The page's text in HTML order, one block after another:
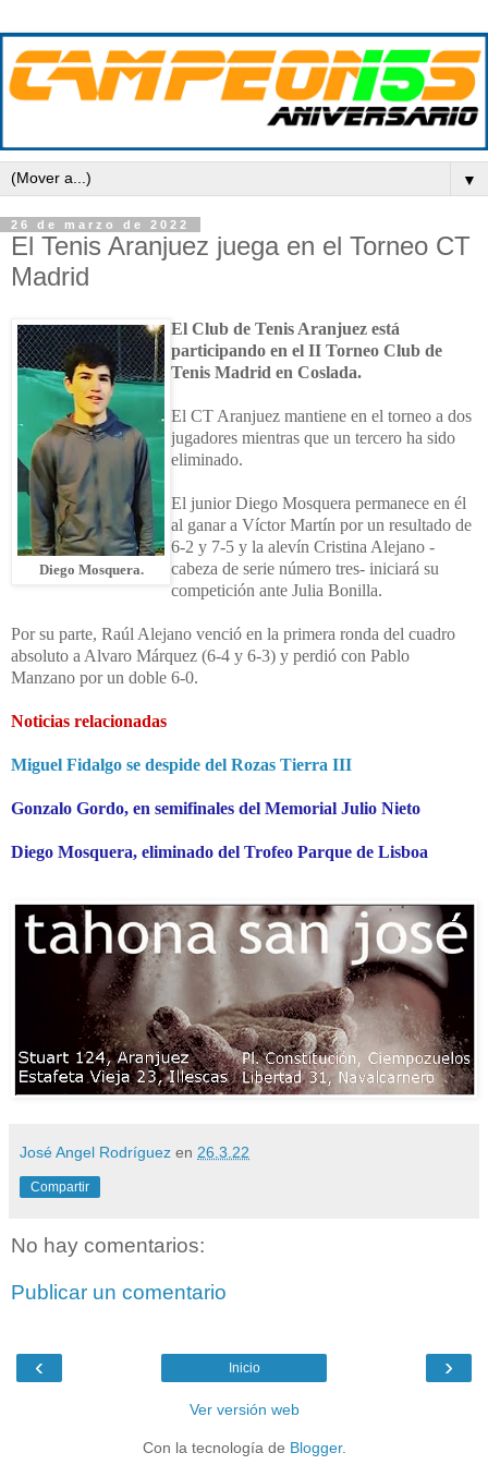
▼
26 de marzo de 2022
El Tenis Aranjuez juega en el Torneo CT
Madrid
Diego Mosquera.
El Club de Tenis Aranjuez está
participando en el II Torneo Club de
Tenis Madrid en Coslada.
El CT Aranjuez mantiene en el torneo a dos
jugadores mientras que un tercero ha sido
eliminado.
El junior Diego Mosquera permanece en él
al ganar a Víctor Martín por un resultado de
6-2 y 7-5 y la alevín Cristina Alejano -
cabeza de serie número tres- iniciará su
competición ante Julia Bonilla.
Por su parte, Raúl Alejano venció en la primera ronda del cuadro
absoluto a Alvaro Márquez (6-4 y 6-3) y perdió con Pablo
Manzano por un doble 6-0.
Noticias relacionadas
Miguel Fidalgo se despide del Rozas Tierra III
Gonzalo Gordo, en semifinales del Memorial Julio Nieto
Diego Mosquera, eliminado del Trofeo Parque de Lisboa
José Angel Rodríguez en 26.3.22
Compartir
No hay comentarios:
Publicar un comentario
‹ ›
Inicio
Ver versión web
Con la tecnología de Blogger.